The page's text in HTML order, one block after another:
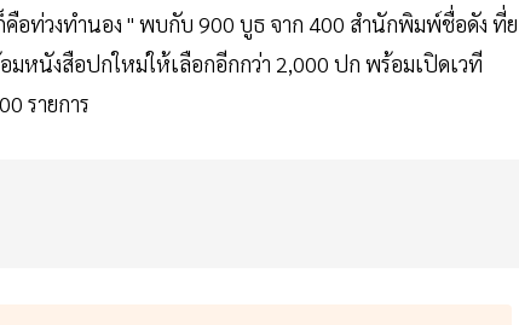
คือท่วงทำนอง " พบกับ 900 บูธ จาก 400 สำนักพิมพ์ชื่อดัง ที่
หนังสือปกใหม่ให้เลือกอีกกว่า 2,000 ปก พร้อมเปิดเวที
รายการ